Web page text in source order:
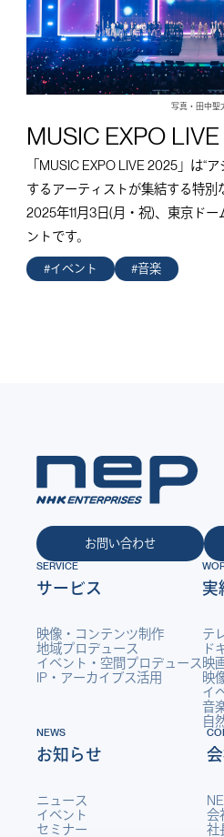
写真・田中聖
MUSIC EXPO
「MUSIC EXPO LIVE 2025」は“
するアーティストが集結する特別
2025年11月3日(月・祝)、東京ド
ントです。
#イベント #音楽
お問い合わせ
SERVICE
サービス
映像・コンテンツ制作
地域プロデュース
イベント・空間プロデュース
IP・アーカイブス活用
実
テ
ド
映
映
イ
音
自
NEWS
お知らせ
ニュース
イベント
セミナー
会
社